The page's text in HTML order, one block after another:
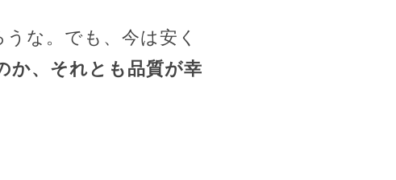
な。でも、今は安く
か、それとも品質が幸